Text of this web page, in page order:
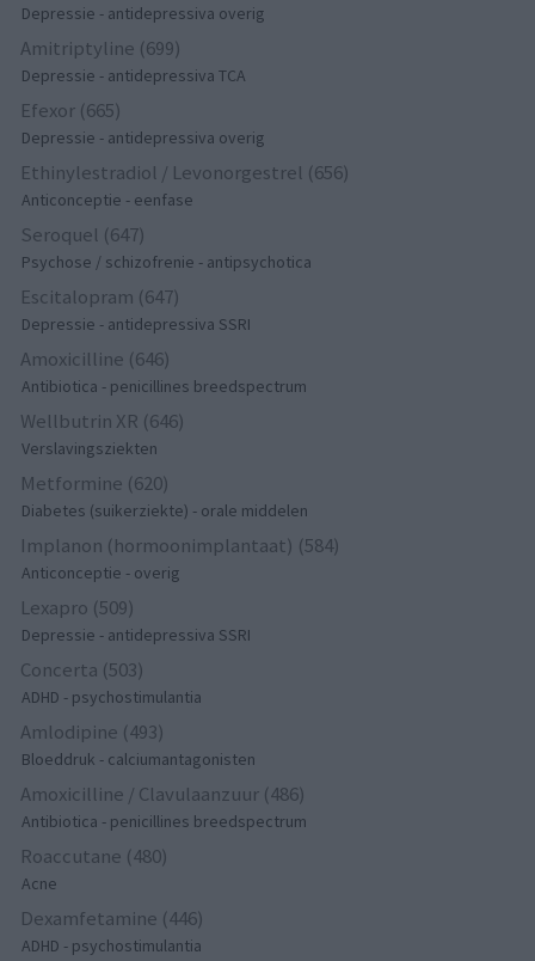
Depressie - antidepressiva overig
Amitriptyline (699)
Depressie - antidepressiva TCA
Efexor (665)
Depressie - antidepressiva overig
Ethinylestradiol / Levonorgestrel (656)
Anticonceptie - eenfase
Seroquel (647)
Psychose / schizofrenie - antipsychotica
Escitalopram (647)
Depressie - antidepressiva SSRI
Amoxicilline (646)
Antibiotica - penicillines breedspectrum
Wellbutrin XR (646)
Verslavingsziekten
Metformine (620)
Diabetes (suikerziekte) - orale middelen
Implanon (hormoonimplantaat) (584)
Anticonceptie - overig
Lexapro (509)
Depressie - antidepressiva SSRI
Concerta (503)
ADHD - psychostimulantia
Amlodipine (493)
Bloeddruk - calciumantagonisten
Amoxicilline / Clavulaanzuur (486)
Antibiotica - penicillines breedspectrum
Roaccutane (480)
Acne
Dexamfetamine (446)
ADHD - psychostimulantia